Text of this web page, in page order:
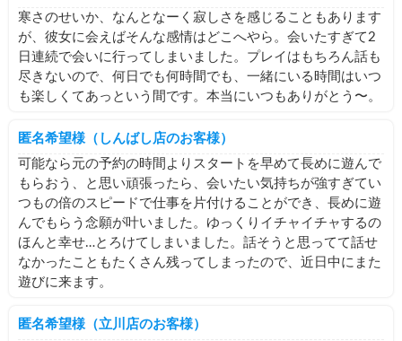
寒さのせいか、なんとなーく寂しさを感じることもあります
が、彼女に会えばそんな感情はどこへやら。会いたすぎて2
日連続で会いに行ってしまいました。プレイはもちろん話も
尽きないので、何日でも何時間でも、一緒にいる時間はいつ
も楽しくてあっという間です。本当にいつもありがとう〜。
匿名希望様（しんばし店のお客様）
可能なら元の予約の時間よりスタートを早めて長めに遊んで
もらおう、と思い頑張ったら、会いたい気持ちが強すぎてい
つもの倍のスピードで仕事を片付けることができ、長めに遊
んでもらう念願が叶いました。ゆっくりイチャイチャするの
ほんと幸せ…とろけてしまいました。話そうと思ってて話せ
なかったこともたくさん残ってしまったので、近日中にまた
遊びに来ます。
匿名希望様（立川店のお客様）